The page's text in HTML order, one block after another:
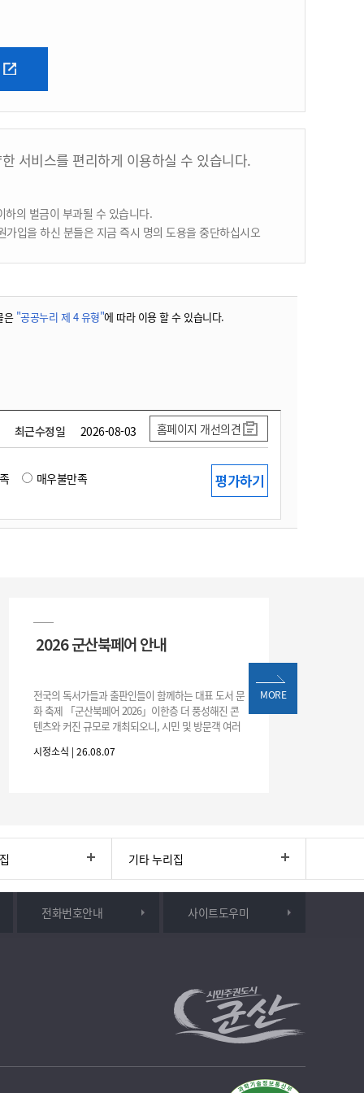
서비스를 편리하게 이용하실 수 있습니다.
의 벌금이 부과될 수 있습니다.
입을 하신 분들은 지금 즉시 명의 도용을 중단하십시오
은 "공공누리 제 4 유형"에 따라 이용 할 수 있습니다.
최근수정일 2026-08-03 홈페이지 개선의견
매우불만족
2026 군산북페어 안내
전국의 독서가들과 출판인들이 함께하는 대표 도서 문
화 축제 「군산북페어 2026」이한층 더 풍성해진 콘
텐츠와 커진 규모로 개최되오니, 시민 및 방문객 여러
간: 2026. 8. 28.
시정소식 | 26.08.07
MORE
기타 누리집
전화번호안내 사이트도우미